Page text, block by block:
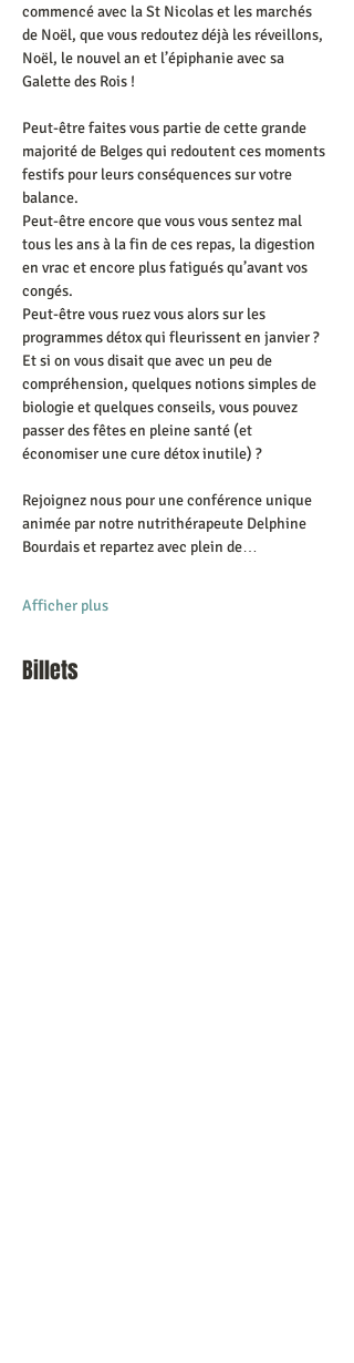
commencé avec la St Nicolas et les marchés
de Noël, que vous redoutez déjà les réveillons,
Noël, le nouvel an et l’épiphanie avec sa
Galette des Rois !
Peut-être faites vous partie de cette grande
majorité de Belges qui redoutent ces moments
festifs pour leurs conséquences sur votre
balance.
Peut-être encore que vous vous sentez mal
tous les ans à la fin de ces repas, la digestion
en vrac et encore plus fatigués qu’avant vos
congés.
Peut-être vous ruez vous alors sur les
programmes détox qui fleurissent en janvier ?
Et si on vous disait que avec un peu de
compréhension, quelques notions simples de
biologie et quelques conseils, vous pouvez
passer des fêtes en pleine santé (et
économiser une cure détox inutile) ?
Rejoignez nous pour une conférence unique
animée par notre nutrithérapeute Delphine
Bourdais et repartez avec plein de…
Afficher plus
Billets